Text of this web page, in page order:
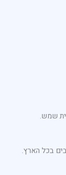
שמש.
בכל הארץ.